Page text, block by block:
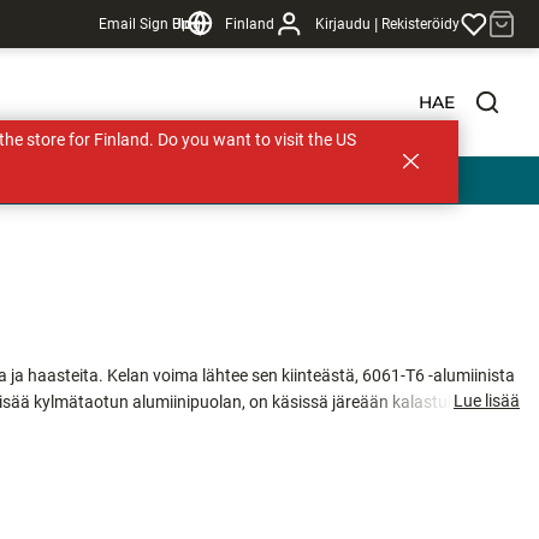
Email Sign UpBlogi Finland Kirjaudu | Rekisteröidy
HAE
haasteita. Kelan voima lähtee sen kiinteästä, 6061-T6 -alumiinista
kylmätaotun alumiinipuolan, on käsissä järeään kalastukseen
Lue lisää
store for Finland. Do you want to visit the US